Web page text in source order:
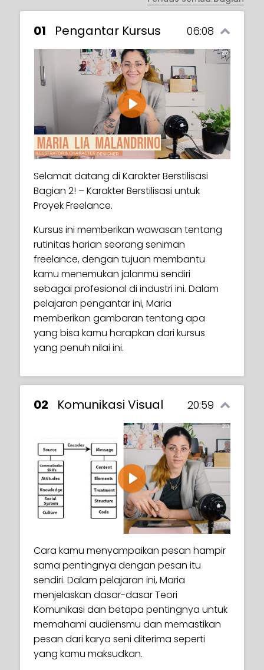
01 Pengantar Kursus 06:08
Play
Selamat datang di Karakter Berstilisasi
Bagian 2! – Karakter Berstilisasi untuk
Proyek Freelance.
Kursus ini memberikan wawasan tentang
rutinitas harian seorang seniman
freelance, dengan tujuan membantu
kamu menemukan jalanmu sendiri
sebagai profesional di industri ini. Dalam
pelajaran pengantar ini, Maria
memberikan gambaran tentang apa
yang bisa kamu harapkan dari kursus
yang penuh nilai ini.
02 Komunikasi Visual 20:59
Play
Cara kamu menyampaikan pesan hampir
sama pentingnya dengan pesan itu
sendiri. Dalam pelajaran ini, Maria
menjelaskan dasar-dasar Teori
Komunikasi dan betapa pentingnya untuk
memahami audiensmu dan memastikan
pesan dari karya seni diterima seperti
yang kamu maksudkan.